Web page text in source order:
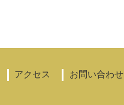
アクセス お問い合わせ